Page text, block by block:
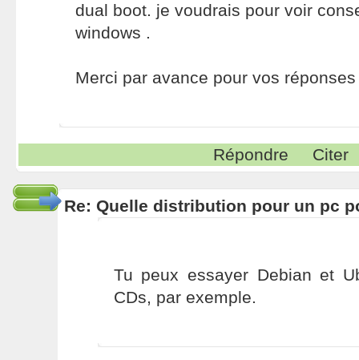
dual boot. je voudrais pour voir
windows .
Merci par avance pour vos
Répondre Citer
Re: Quelle distribution pour un pc
Tu peux essayer Debian et
CDs, par exemple.